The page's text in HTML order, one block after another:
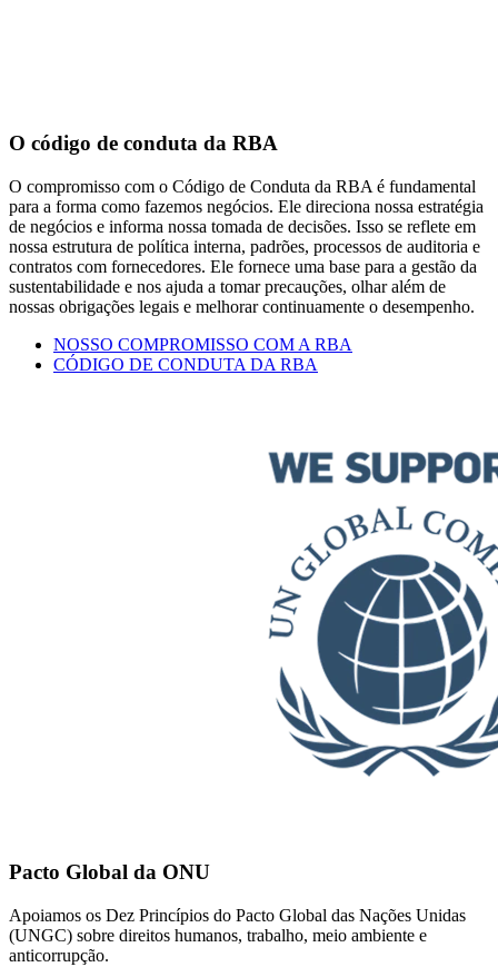
O código de conduta da RBA
O compromisso com o Código de Conduta da RBA é fundamental
para a forma como fazemos negócios. Ele direciona nossa estratégia
de negócios e informa nossa tomada de decisões. Isso se reflete em
nossa estrutura de política interna, padrões, processos de auditoria e
contratos com fornecedores. Ele fornece uma base para a gestão da
sustentabilidade e nos ajuda a tomar precauções, olhar além de
nossas obrigações legais e melhorar continuamente o desempenho.
NOSSO COMPROMISSO COM A RBA
CÓDIGO DE CONDUTA DA RBA
Pacto Global da ONU
Apoiamos os Dez Princípios do Pacto Global das Nações Unidas
(UNGC) sobre direitos humanos, trabalho, meio ambiente e
anticorrupção.